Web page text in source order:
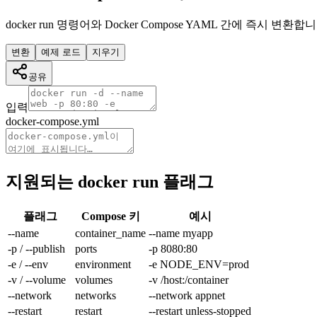
docker run 명령어와 Docker Compose YAML 간에 즉시 변환합
변환 예제 로드 지우기
공유
입력
docker-compose.yml
지원되는 docker run 플래그
플래그 Compose 키
예시
--name
container_name --name myapp
-p / --publish
ports
-p 8080:80
-e / --env
environment
-e NODE_ENV=prod
-v / --volume
volumes
-v /host:/container
--network
networks
--network appnet
--restart
restart --restart unless-stopped